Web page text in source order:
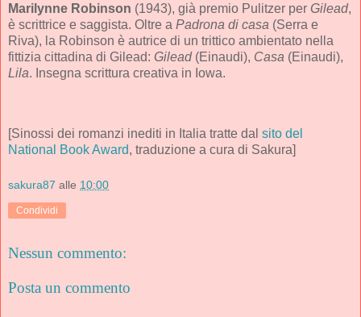
Marilynne Robinson (1943), già premio Pulitzer per Gilead,
è scrittrice e saggista. Oltre a Padrona di casa (Serra e
Riva), la Robinson è autrice di un trittico ambientato nella
fittizia cittadina di Gilead: Gilead(Einaudi), Casa (Einaudi),
Lila. Insegna scrittura creativa in Iowa.
[Sinossi dei romanzi inediti in Italia tratte dal sito del
National Book Award, traduzione a cura di Sakura]
sakura87 alle 10:00
Condividi
Nessun commento:
Posta un commento